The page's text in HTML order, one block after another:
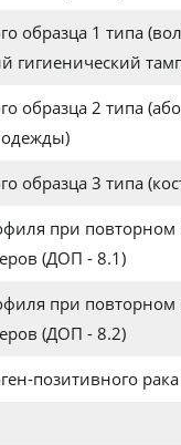
образца 1 типа
гигиенический
образца 2 типа
образца 3 типа
при повторном
(ДОП - 8.1)
при повторном
(ДОП - 8.2)
позитивного